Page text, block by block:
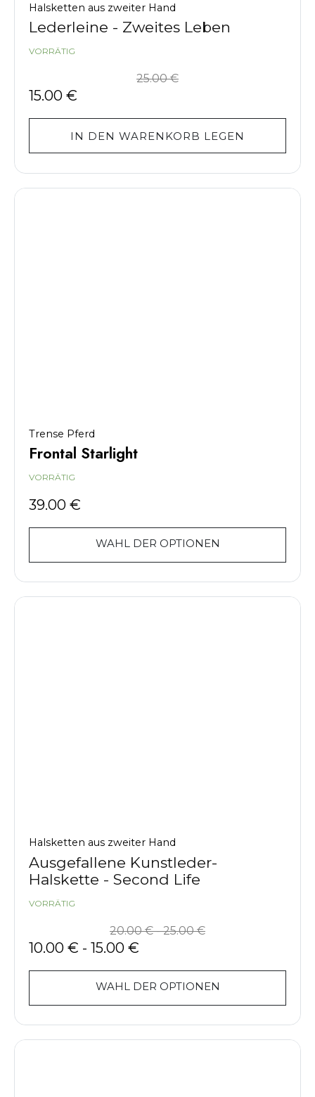
Halsketten aus zweiter Hand
Lederleine - Zweites Leben
VORRÄTIG
25.00€
15.00 €
IN DEN WARENKORB LEGEN
Trense Pferd
Frontal Starlight
VORRÄTIG
39.00 €
WAHL DER OPTIONEN
Halsketten aus zweiter Hand
Ausgefallene Kunstleder-
Halskette - Second Life
VORRÄTIG
20.00€-25.00€
10.00 € - 15.00 €
WAHL DER OPTIONEN